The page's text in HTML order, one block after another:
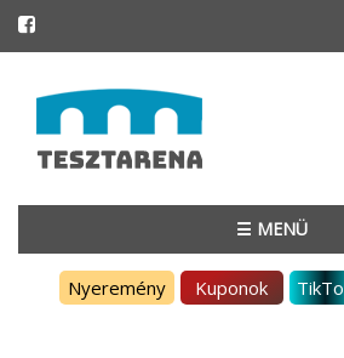
to
content
☰ MENÜ
Nyeremény Kuponok